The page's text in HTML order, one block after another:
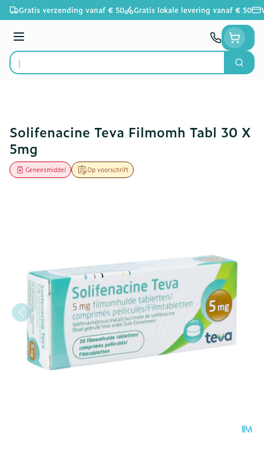
Ga naar de inhoud
Gratis verzending vanaf € 50 Gratis lokale levering vanaf € 50
Menu
Product, merk, categorie...
Zoek
Solifenacine Teva Filmomh Tabl 30 X
5mg
Op voorschrift
Geneesmiddel